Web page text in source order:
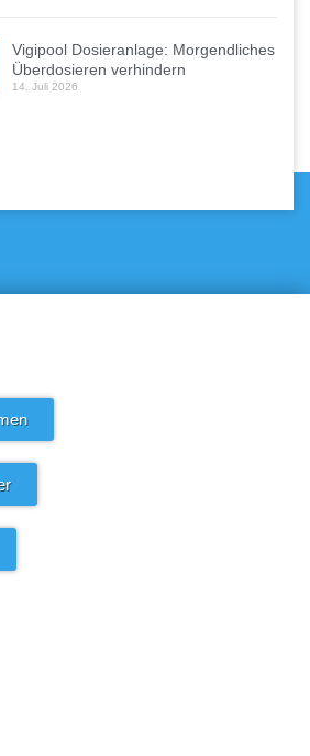
Vigipool Dosieranlage: Morgendliches
Überdosieren verhindern
14. Juli 2026